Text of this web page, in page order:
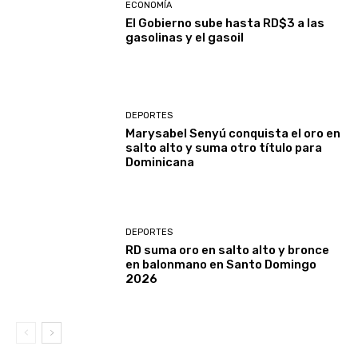
ECONOMÍA
El Gobierno sube hasta RD$3 a las
gasolinas y el gasoil
DEPORTES
Marysabel Senyú conquista el oro en
salto alto y suma otro título para
Dominicana
DEPORTES
RD suma oro en salto alto y bronce
en balonmano en Santo Domingo
2026